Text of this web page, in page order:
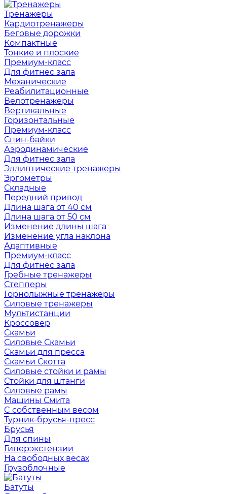
Тренажеры
Кардиотренажеры
Беговые дорожки
Компактные
Тонкие и плоские
Премиум-класс
Для фитнес зала
Механические
Реабилитационные
Велотренажеры
Вертикальные
Горизонтальные
Премиум-класс
Спин-байки
Аэродинамические
Для фитнес зала
Эллиптические тренажеры
Эргометры
Складные
Передний привод
Длина шага от 40 см
Длина шага от 50 см
Изменение длины шага
Изменение угла наклона
Адаптивные
Премиум-класс
Для фитнес зала
Гребные тренажеры
Степперы
Горнолыжные тренажеры
Силовые тренажеры
Мультистанции
Кроссовер
Скамьи
Силовые Скамьи
Скамьи для пресса
Скамьи Скотта
Силовые стойки и рамы
Стойки для штанги
Силовые рамы
Машины Смита
C собственным весом
Турник-брусья-пресс
Брусья
Для спины
Гиперэкстензии
На свободных весах
Грузоблочные
Батуты